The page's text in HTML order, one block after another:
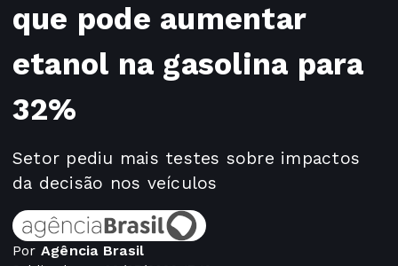
que pode aumentar
etanol na gasolina para
32%
Setor pediu mais testes sobre impactos
da decisão nos veículos
Por Agência Brasil